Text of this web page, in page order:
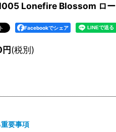
Lonefire Blossom ロー
Facebookでシェア
円(税別)
要事項